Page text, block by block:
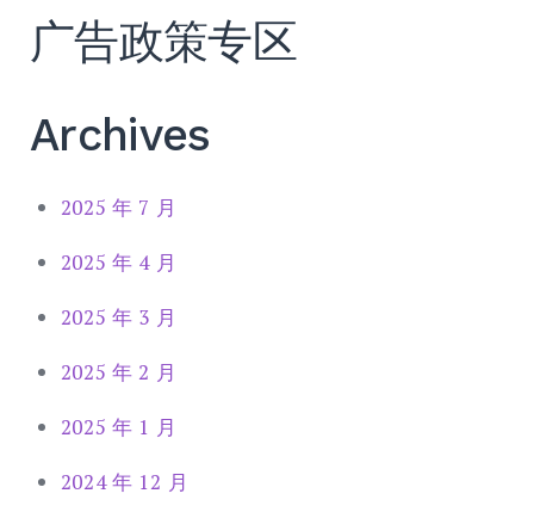
广告政策专区
Archives
2025 年 7 月
2025 年 4 月
2025 年 3 月
2025 年 2 月
2025 年 1 月
2024 年 12 月